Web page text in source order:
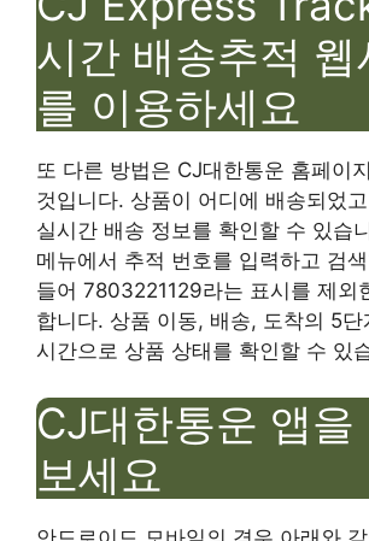
시간 배송추적 웹
를 이용하세요
또 다른 방법은 CJ대한통운 홈페이
것입니다. 상품이 어디에 배송되었
실시간 배송 정보를 확인할 수 있습
메뉴에서 추적 번호를 입력하고 검
들어 7803221129라는 표시를 제외
합니다. 상품 이동, 배송, 도착의 5단
시간으로 상품 상태를 확인할 수 있
CJ대한통운 앱을
보세요